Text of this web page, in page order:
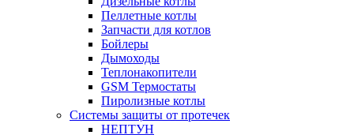
Пеллетные котлы
Запчасти для котлов
Бойлеры
Дымоходы
Теплонакопители
GSM Термостаты
Пиролизные котлы
Системы защиты от протечек
НЕПТУН